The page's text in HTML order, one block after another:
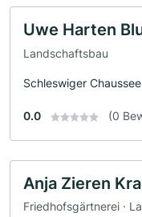
Uwe Harten
Landschaftsbau
Schleswiger
0.0 (0
Anja Zieren
Friedhofsgärtnerei ·